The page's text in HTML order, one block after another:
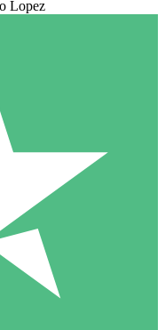
Lopez